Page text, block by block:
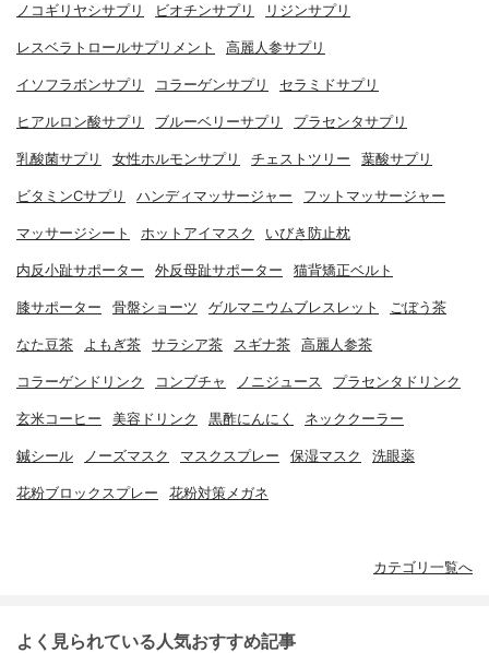
ノコギリヤシサプリ ビオチンサプリ リジンサプリ
レスベラトロールサプリメント 高麗人参サプリ
イソフラボンサプリ コラーゲンサプリ セラミドサプリ
ヒアルロン酸サプリ ブルーベリーサプリ プラセンタサプリ
乳酸菌サプリ 女性ホルモンサプリ チェストツリー 葉酸サプリ
ビタミンCサプリ ハンディマッサージャー フットマッサージャー
マッサージシート ホットアイマスク いびき防止枕
内反小趾サポーター 外反母趾サポーター 猫背矯正ベルト
膝サポーター 骨盤ショーツ ゲルマニウムブレスレット ごぼう茶
なた豆茶 よもぎ茶 サラシア茶 スギナ茶 高麗人参茶
コラーゲンドリンク コンブチャ ノニジュース プラセンタドリンク
玄米コーヒー 美容ドリンク 黒酢にんにく ネッククーラー
鍼シール ノーズマスク マスクスプレー 保湿マスク 洗眼薬
花粉ブロックスプレー 花粉対策メガネ
カテゴリ一覧へ
よく見られている人気おすすめ記事